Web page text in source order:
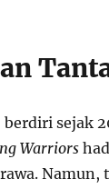
berdiri sejak
Warriors